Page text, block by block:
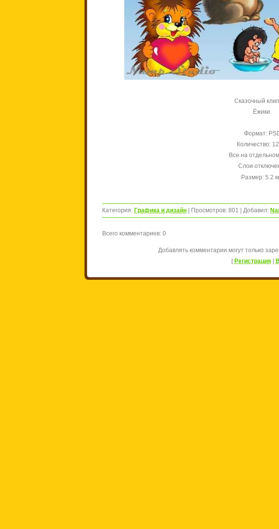
Сказочный
Ёжики.
Формат:
Количество:
Все на
Слои
Размер: 5.2
Категория: Графика и дизайн Просмотров: 801 Добавил:
Всего комментариев: 0
Добавлять комментарии могут только
[ Регистрация|